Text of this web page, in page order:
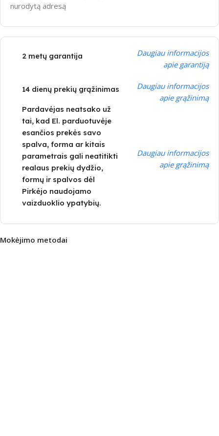
nurodytą adresą
2 metų garantija
Daugiau informacijos
apie garantiją
14 dienų prekių grąžinimas
Daugiau informacijos
apie grąžinimą
Pardavėjas neatsako už
tai, kad El. parduotuvėje
esančios prekės savo
spalva, forma ar kitais
parametrais gali neatitikti
realaus prekių dydžio,
formų ir spalvos dėl
Pirkėjo naudojamo
vaizduoklio ypatybių.
Daugiau informacijos
apie grąžinimą
Mokėjimo metodai